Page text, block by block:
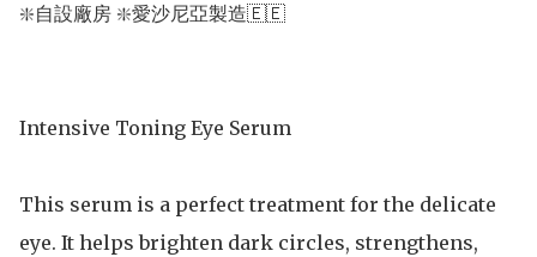
❇️自設廠房 ❇️愛沙尼亞製造🇪🇪
Intensive Toning Eye Serum
This serum is a perfect treatment for the delicate
eye. It helps brighten dark circles, strengthens,